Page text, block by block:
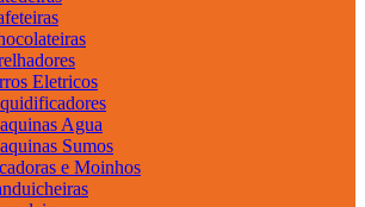
Eletricos
Agua
Sumos
e Moinhos